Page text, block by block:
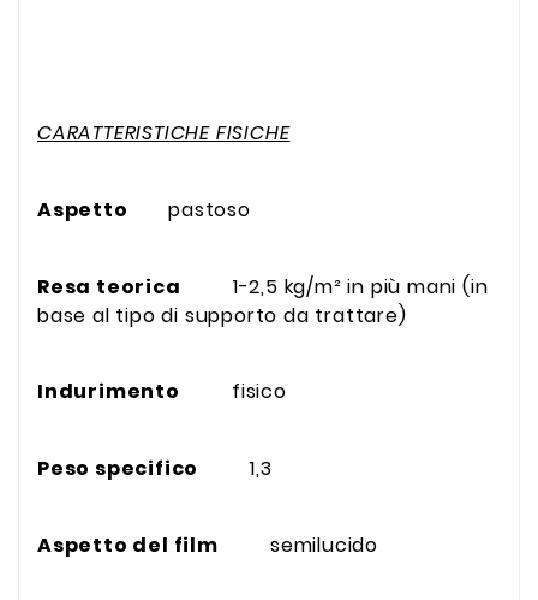
CARATTERISTICHE FISICHE
Aspetto pastoso
Resa teorica 1-2,5 kg/m² in più mani (in
base al tipo di supporto da trattare)
Indurimento fisico
Peso specifico 1,3
Aspetto del film semilucido